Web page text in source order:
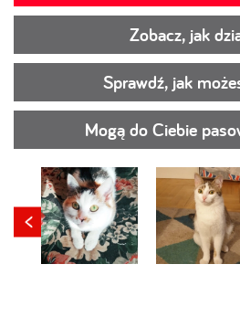
Zobacz, jak
Sprawdź, jak
Mogą do Ciebie